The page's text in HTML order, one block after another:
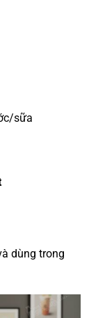
sữa
dùng trong